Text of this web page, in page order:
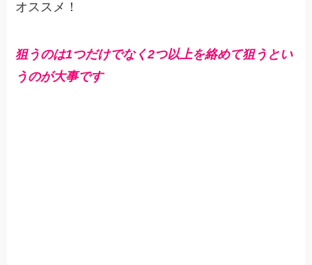
オススメ！
狙うのは1つだけでなく2つ以上を絡めて狙うとい
うのが大事です